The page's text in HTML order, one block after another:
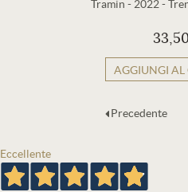
Tramin - 2022 -
AGGIUNGI AL
Precedente
Eccellente